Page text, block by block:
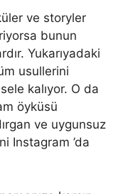
ve storyler
bunun
Yukarıyadaki
usullerini
kalıyor. O da
öyküsü
ve uygunsuz
Instagram ’da